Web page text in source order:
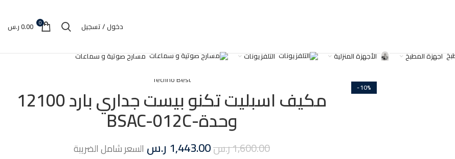
دخول / تسجيل 0
0.00ر.س
اجهزة المطبخ الأجهزة المنزلية التلفزيونات
مسارح صوتية و سماعات
-10%
Techno Best
مكيف اسبليت تكنو بيست جداري بارد 12100
وحدة-BSAC-012C
1,600.00ر.س1,443.00 ر.س السعر شامل الضريبة